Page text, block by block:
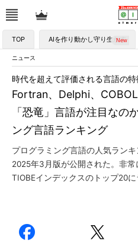
TOP AIを作り動かし守り生かす
ニュース
Fortran、Delphi、
「恐竜」言語が注目な
ング言語ランキング
時代を超えて評価される言語の特
プログラミング言語の人気ラン
2025年3月版が公開された。非
TIOBEインデックスのトップ20に